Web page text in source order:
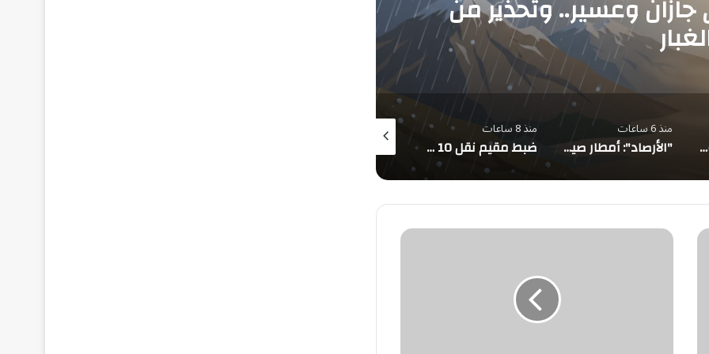
جازان وعسير.. وتحذير من
حالة الطقس المتوقعة ليوم الجمعة
منذ 6 ساعات
"الأرصاد": أمطار صيفية متوقعة على 7 مناطق
منذ 8 ساعات
ضبط مقيم نقل 10 مخالفين لأمن الحدود بجازان
منذ 8 ساعات
الصحة